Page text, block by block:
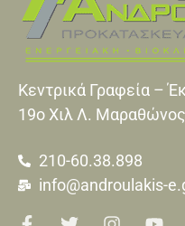
Κεντρικά Γραφεία –
19o Xιλ Λ.
210-60.38.898
info@androulakis-